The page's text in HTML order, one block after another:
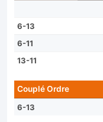
6-13
6-11
13-11
Couplé Ordre
6-13